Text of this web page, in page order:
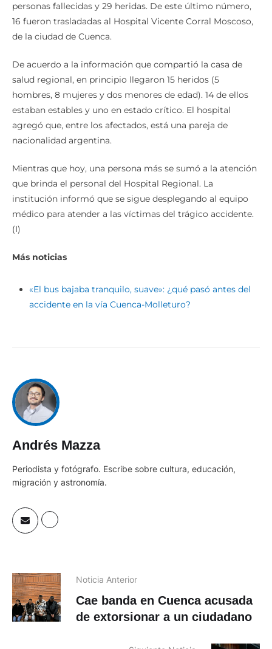
personas fallecidas y 29 heridas. De este último número,
16 fueron trasladadas al Hospital Vicente Corral Moscoso,
de la ciudad de Cuenca.
De acuerdo a la información que compartió la casa de
salud regional, en principio llegaron 15 heridos (5
hombres, 8 mujeres y dos menores de edad). 14 de ellos
estaban estables y uno en estado crítico. El hospital
agregó que, entre los afectados, está una pareja de
nacionalidad argentina.
Mientras que hoy, una persona más se sumó a la atención
que brinda el personal del Hospital Regional. La
institución informó que se sigue desplegando al equipo
médico para atender a las víctimas del trágico accidente.
(I)
Más noticias
«El bus bajaba tranquilo, suave»: ¿qué pasó antes del
accidente en la vía Cuenca-Molleturo?
Andrés Mazza
Periodista y fotógrafo. Escribe sobre cultura, educación,
migración y astronomía.
Noticia Anterior
Cae banda en Cuenca acusada
de extorsionar a un ciudadano